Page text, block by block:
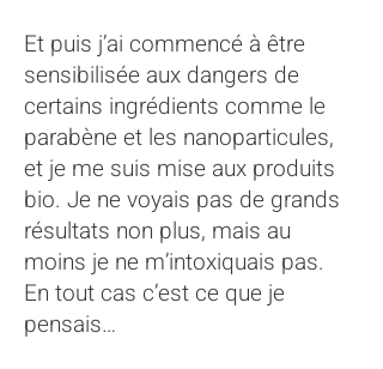
Et puis j’ai commencé à être
sensibilisée aux dangers de
certains ingrédients comme le
parabène et les nanoparticules,
et je me suis mise aux produits
bio. Je ne voyais pas de grands
résultats non plus, mais au
moins je ne m’intoxiquais pas.
En tout cas c’est ce que je
pensais…